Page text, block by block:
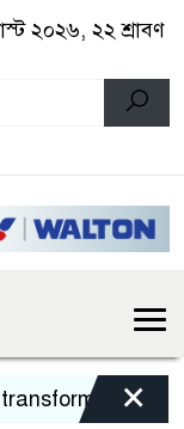
২০২৬, ২২ শ্রাবণ
cada×